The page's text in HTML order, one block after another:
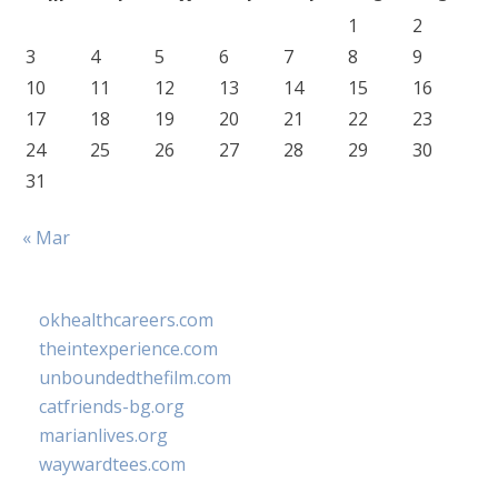
1
2
3
4 5 6 7 8
9
10
11 12 13 14 15
16
17
18 19 20 21 22
23
24
25 26 27 28 29
30
31
« Mar
okhealthcareers.com
theintexperience.com
unboundedthefilm.com
catfriends-bg.org
marianlives.org
waywardtees.com